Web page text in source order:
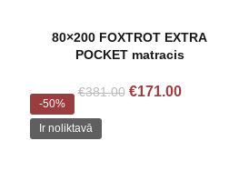
80×200 FOXTROT EXTRA
POCKET matracis
€381.00 €171.00
-50%
Ir noliktavā